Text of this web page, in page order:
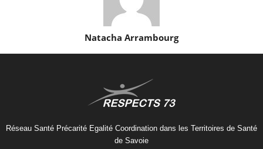
Natacha Arrambourg
Réseau Santé Précarité Egalité Coordination dans les Territoires de Santé
de Savoie